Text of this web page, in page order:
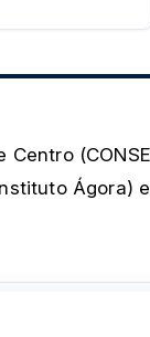
Ágora)